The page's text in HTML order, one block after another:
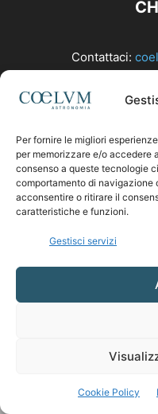
Per fornire le migliori
per memorizzare e/o accedere
consenso a queste tecnologie
comportamento di navigazione
acconsentire o ritirare il
caratteristiche e funzioni.
Gestisci servizi
Cookie Policy
Contattaci: